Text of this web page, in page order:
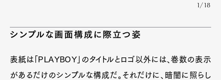
1/18
シンプルな画面構成に際立つ姿
表紙は「PLAYBOY」のタイトルとロゴ以外には、巻数の表示
があるだけのシンプルな構成だ。それだけに、暗闇に照らし